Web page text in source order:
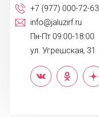
+7 (977) 000-72-63
info@jaluzirf.ru
Пн-Пт 09:00-18:00
ул. Угрешская, 31